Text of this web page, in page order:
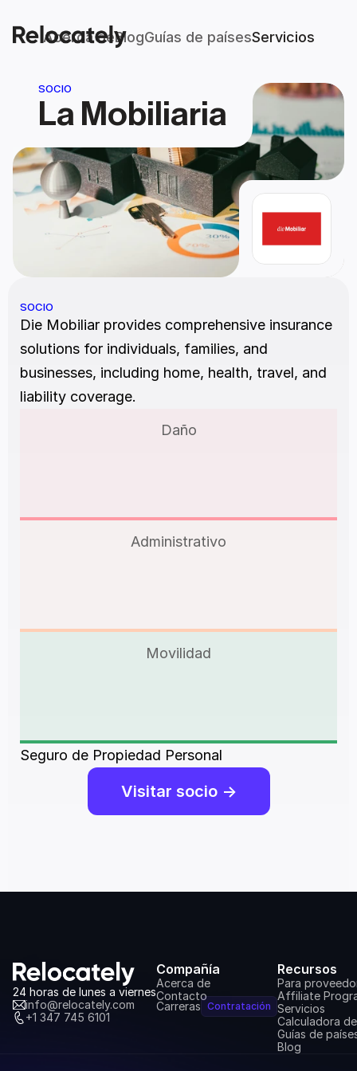
Acerca deBlogGuías de paísesServicios
SOCIO
La Mobiliaria
SOCIO
Die Mobiliar provides comprehensive insurance
solutions for individuals, families, and
businesses, including home, health, travel, and
liability coverage.
Daño
Administrativo
Movilidad
Seguro de Propiedad Personal
Visitar socio ->
24 horas de lunes a viernes
info@relocately.com
+1 347 745 6101
Compañía
Acerca de
Contacto
Carreras Contratación
Recursos
Para
Affiliate
Servicios
Calculadora
Guías de
Blog